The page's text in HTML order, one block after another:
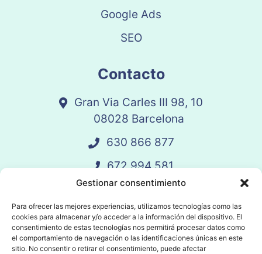
Gestionar consentimiento
Para ofrecer las mejores experiencias, utilizamos tecnologías como las
cookies para almacenar y/o acceder a la información del dispositivo. El
consentimiento de estas tecnologías nos permitirá procesar datos como
el comportamiento de navegación o las identificaciones únicas en este
sitio. No consentir o retirar el consentimiento, puede afectar
Google Ads
SEO
Contacto
Gran Via Carles III 98, 10
08028 Barcelona
630 866 877
672 994 581
vandelay@vandelay.es
Agendar Llamada